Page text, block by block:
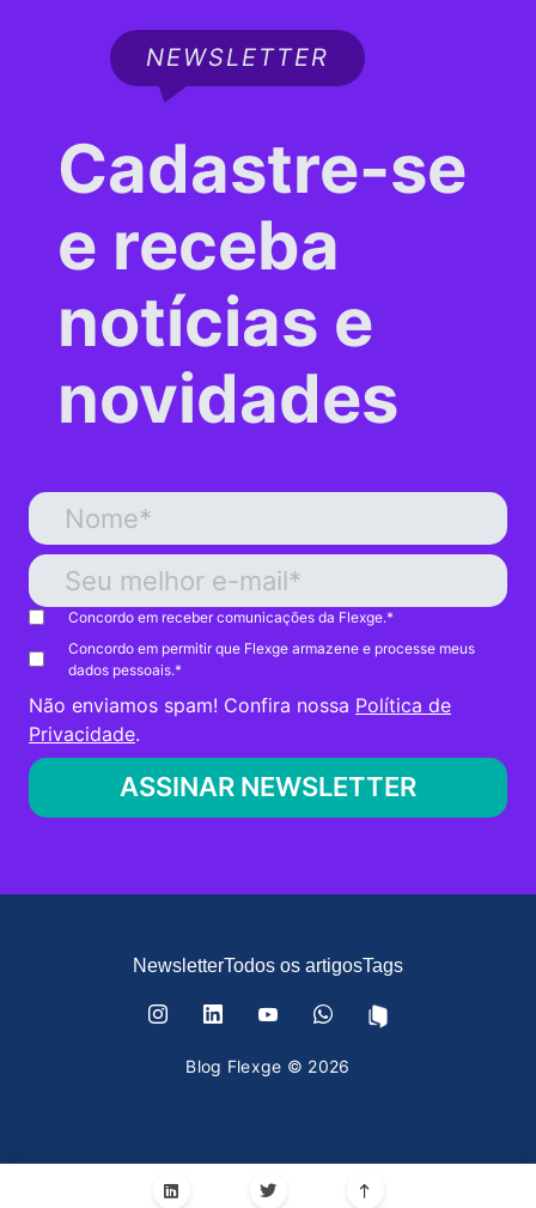
NEWSLETTER
Cadastre-se
e receba
notícias e
novidades
Concordo em receber comunicações da Flexge.*
Concordo em permitir que Flexge armazene e processe meus
dados pessoais.*
Não enviamos spam! Confira nossa Política de
Privacidade.
NewsletterTodos os artigosTags
Blog Flexge © 2026